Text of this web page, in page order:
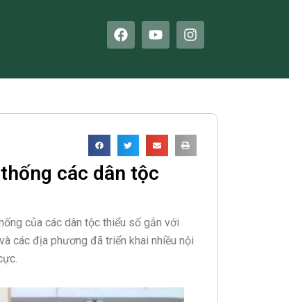
F
a
b
o
Y
o
u
e
I
n
a
r
m
các dân tộc
của các dân tộc thiểu số gắn với
các địa phương đã triển khai nhiều nội